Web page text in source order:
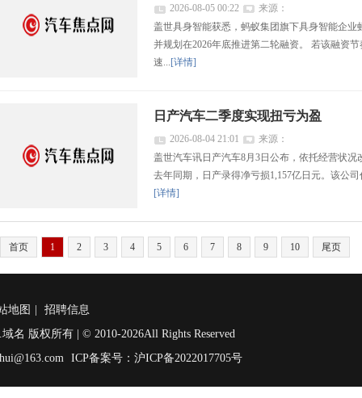
2026-08-05 00:22
来源：
盖世具身智能获悉，蚂蚁集团旗下具身智能企
并规划在2026年底推进第二轮融资。 若该融资
速...[详情]
日产汽车二季度实现扭亏为盈
2026-08-04 21:01
来源：
盖世汽车讯日产汽车8月3日公布，依托经营状
去年同期，日产录得净亏损1,157亿日元。该公
[详情]
首页 1 2 3 4 5 6 7 8 9 10 尾页
地图
招聘信息
域名 版权所有 | © 2010-2026All Rights Reserved
ICP备案号：沪ICP备2022017705号